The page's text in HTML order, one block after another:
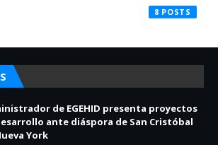
8
de EGEHID presenta proyectos
ante diáspora de San Cristóbal
York